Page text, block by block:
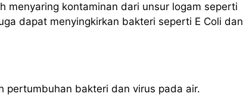
menyaring kontaminan dari unsur logam seperti
dapat menyingkirkan bakteri seperti E Coli dan
pertumbuhan bakteri dan virus pada air.